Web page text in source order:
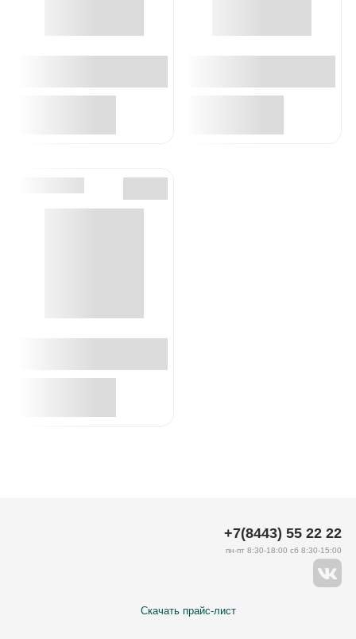
Скачать прайс-лист
+7(8443) 55 22 22
пн-пт 8:30-18:00 сб 8:30-15:00